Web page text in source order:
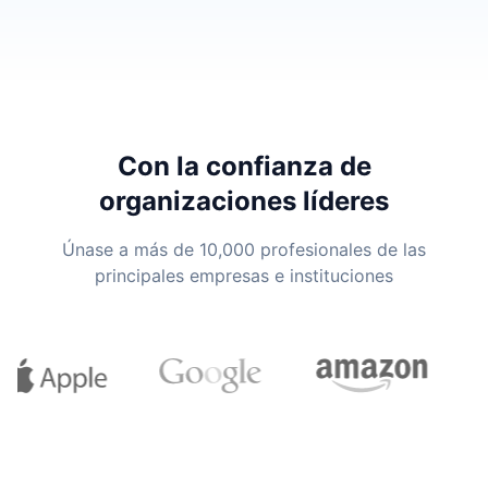
Con la confianza de
organizaciones líderes
Únase a más de 10,000 profesionales de las
principales empresas e instituciones